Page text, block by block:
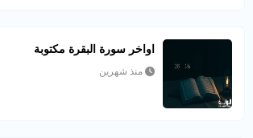
اواخر سورة البقرة مكتوبة
منذ شهرين